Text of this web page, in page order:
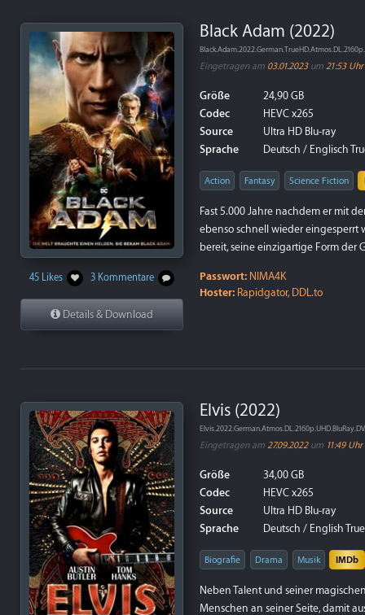
45 Likes 3 Kommentare
Details & Download
Black Adam (2022)
Eingetragen am 03.01.2023um 21:53 Uhr
Größe
24,90 GB
Codec
HEVC x265
Source
Ultra HD Blu-ray
Sprache
Deutsch / Englisch
Action Fantasy Science Fiction
Fast 5.000 Jahre nachdem er mit
ebenso schnell wieder eingesperrt
bereit, seine einzigartige Form der
Passwort: NIMA4K
Hoster: Rapidgator, DDL.to
Elvis (2022)
Eingetragen am 27.09.2022um 11:49 Uhr
Größe
34,00 GB
Codec
HEVC x265
Source
Ultra HD Blu-ray
Sprache
Deutsch / English
Biografie Drama Musik IMDb
Neben Talent und seiner
Menschen an seiner Seite, damit